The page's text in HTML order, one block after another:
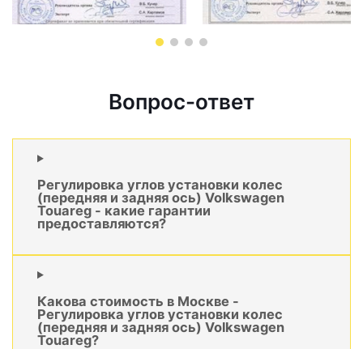
Вопрос-ответ
Регулировка углов установки колес
(передняя и задняя ось) Volkswagen
Touareg - какие гарантии
предоставляются?
Какова стоимость в Москве -
Регулировка углов установки колес
(передняя и задняя ось) Volkswagen
Touareg?